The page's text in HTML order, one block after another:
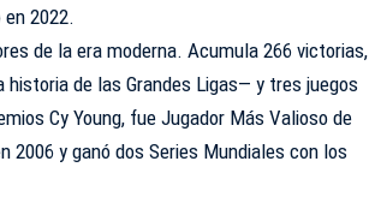
2022.
de la era moderna. Acumula 266 victorias,
de las Grandes Ligas— y tres juegos
Cy Young, fue Jugador Más Valioso de
2006 y ganó dos Series Mundiales con los